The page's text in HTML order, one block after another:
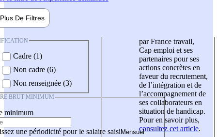
Plus De Filtres
Cadre (1)
Non cadre (6)
Non renseignée (3)
BRUT MINIMUM
minimum
une périodicité pour le salaire saisi
par France travail,
Cap emploi et ses
partenaires pour ses
actions concrètes en
faveur du recrutement,
de l’intégration et de
l’accompagnement de
ses collaborateurs en
situation de handicap.
Pour en savoir plus,
consultez cet article.